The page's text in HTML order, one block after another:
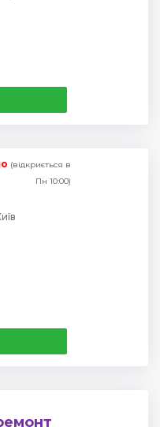
(відкриється в
Пн 10:00)